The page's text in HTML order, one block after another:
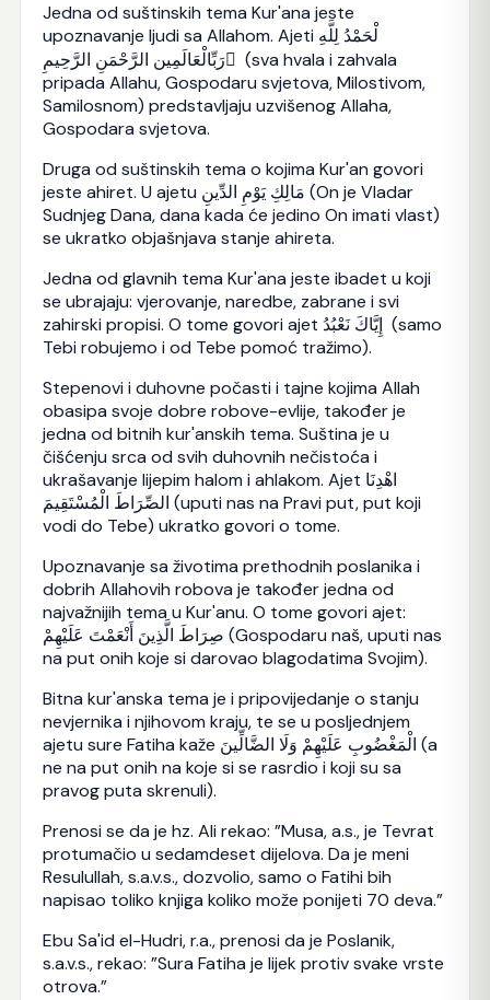
Jedna od suštinskih tema Kur'ana jeste
upoznavanje ljudi sa Allahom. Ajeti لْحَمْدُ لِلَّهِ
رَبِّالْعَالَمِين الرَّحْمَنِ الرَّحِيمِ َ (sva hvala i zahvala
pripada Allahu, Gospodaru svjetova, Milostivom,
Samilosnom) predstavljaju uzvišenog Allaha,
Gospodara svjetova.
Druga od suštinskih tema o kojima Kur'an govori
jeste ahiret. U ajetu مَالِكِ يَوْمِ الدِّينِ (On je Vladar
Sudnjeg Dana, dana kada će jedino On imati vlast)
se ukratko objašnjava stanje ahireta.
Jedna od glavnih tema Kur'ana jeste ibadet u koji
se ubrajaju: vjerovanje, naredbe, zabrane i svi
zahirski propisi. O tome govori ajet إِيَّاكَ نَعْبُدُ (samo
Tebi robujemo i od Tebe pomoć tražimo).
Stepenovi i duhovne počasti i tajne kojima Allah
obasipa svoje dobre robove-evlije, također je
jedna od bitnih kur'anskih tema. Suština je u
čišćenju srca od svih duhovnih nečistoća i
ukrašavanje lijepim halom i ahlakom. Ajet اهْدِنَا
الصِّرَاطَ الْمُسْتَقِيمَ (uputi nas na Pravi put, put koji
vodi do Tebe) ukratko govori o tome.
Upoznavanje sa životima prethodnih poslanika i
dobrih Allahovih robova je također jedna od
najvažnijih tema u Kur'anu. O tome govori ajet:
صِرَاطَ الَّذِينَ أَنْعَمْتَ عَلَيْهِمْ (Gospodaru naš, uputi nas
na put onih koje si darovao blagodatima Svojim).
Bitna kur'anska tema je i pripovijedanje o stanju
nevjernika i njihovom kraju, te se u posljednjem
ajetu sure Fatiha kaže الْمَغْضُوبِ عَلَيْهِمْ وَلَا الضَّالِّينَ (a
ne na put onih na koje si se rasrdio i koji su sa
pravog puta skrenuli).
Prenosi se da je hz. Ali rekao: ”Musa, a.s., je Tevrat
protumačio u sedamdeset dijelova. Da je meni
Resulullah, s.a.v.s., dozvolio, samo o Fatihi bih
napisao toliko knjiga koliko može ponijeti 70 deva.”
Ebu Sa'id el-Hudri, r.a., prenosi da je Poslanik,
s.a.v.s., rekao: ”Sura Fatiha je lijek protiv svake vrste
otrova.”